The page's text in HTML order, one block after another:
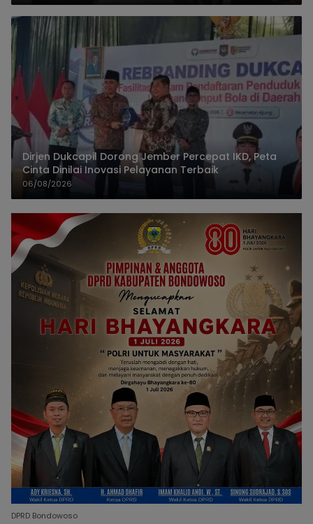
Dirjen Dukcapil Dorong Jember Percepat IKD, Peta
Cinta Dinilai Inovasi Pelayanan Terbaik
06/08/2026
DPRD Bondowoso